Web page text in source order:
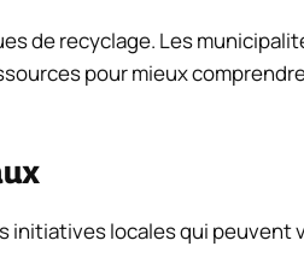
de recyclage. Les
pour mieux
initiatives locales qui peuvent